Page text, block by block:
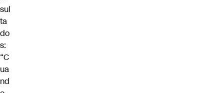
sul
ta
do
s:
“C
ua
nd